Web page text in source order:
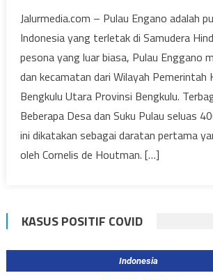
Jalurmedia.com – Pulau Engano adalah
Indonesia yang terletak di Samudera
pesona yang luar biasa, Pulau Enggano
dan kecamatan dari Wilayah Pemerintah
Bengkulu Utara Provinsi Bengkulu.
Beberapa Desa dan Suku Pulau seluas
ini dikatakan sebagai daratan pertama
oleh Cornelis de Houtman. […]
KASUS POSITIF COVID